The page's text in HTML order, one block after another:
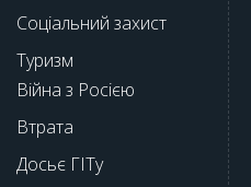
Соціальний захист
Туризм
Війна з Росією
Втрата
Досьє ГІТу